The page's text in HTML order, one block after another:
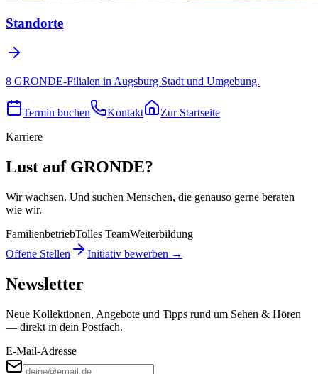
Standorte
8 GRONDE-Filialen in Augsburg Stadt und Umgebung.
Termin buchen Kontakt
Zur Startseite
Karriere
Lust auf GRONDE?
Wir wachsen. Und suchen Menschen, die genauso gerne beraten
wie wir.
FamilienbetriebTolles TeamWeiterbildung
Offene Stellen
Initiativ bewerben →
Newsletter
Neue Kollektionen, Angebote und Tipps rund um Sehen & Hören
— direkt in dein Postfach.
E-Mail-Adresse